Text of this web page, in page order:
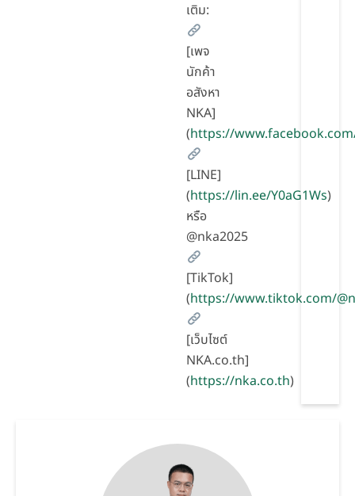
เติม:
[เพจ
นักค้า
อสังหา
NKA]
(https://
[LINE]
(https://lin.ee/Y0aG1Ws)
หรือ
@nka2025
[TikTok]
(https://www.tiktok.com/
[เว็บไซต์
NKA.co.th]
(https://nka.co.th)